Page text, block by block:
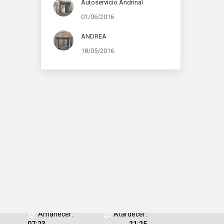
Autoservicio Andrinal
01/06/2016
ANDREA
18/05/2016
Amanecer:
Atardecer: